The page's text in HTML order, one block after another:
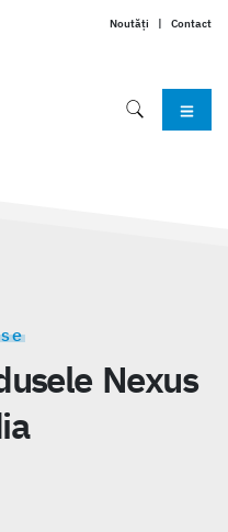
Noutăți | Contact
Nexus